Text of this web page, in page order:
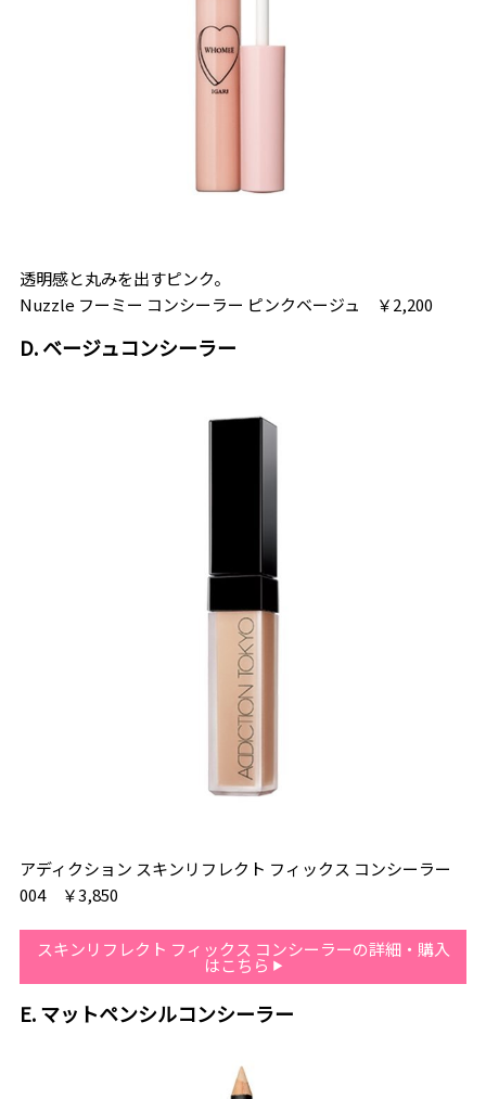
透明感と丸みを出すピンク。
Nuzzle フーミー コンシーラー ピンクベージュ ￥2,200
D. ベージュコンシーラー
アディクション スキンリフレクト フィックス コンシーラー
004 ￥3,850
スキンリフレクト フィックス コンシーラーの詳細・購入
はこちら
E. マットペンシルコンシーラー